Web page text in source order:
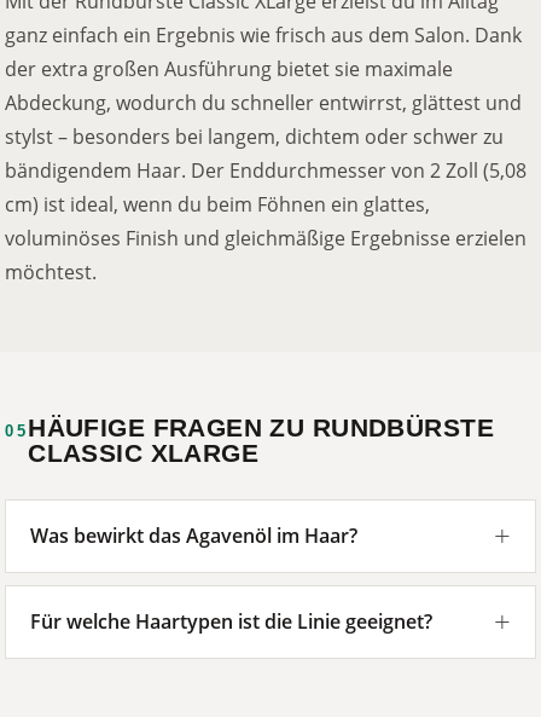
ganz einfach ein Ergebnis wie frisch aus dem Salon. Dank
der extra großen Ausführung bietet sie maximale
Abdeckung, wodurch du schneller entwirrst, glättest und
stylst – besonders bei langem, dichtem oder schwer zu
bändigendem Haar. Der Enddurchmesser von 2 Zoll (5,08
cm) ist ideal, wenn du beim Föhnen ein glattes,
voluminöses Finish und gleichmäßige Ergebnisse erzielen
möchtest.
05 HÄUFIGE FRAGEN ZU RUNDBÜRSTE
CLASSIC XLARGE
Was bewirkt das Agavenöl im Haar?
Für welche Haartypen ist die Linie geeignet?